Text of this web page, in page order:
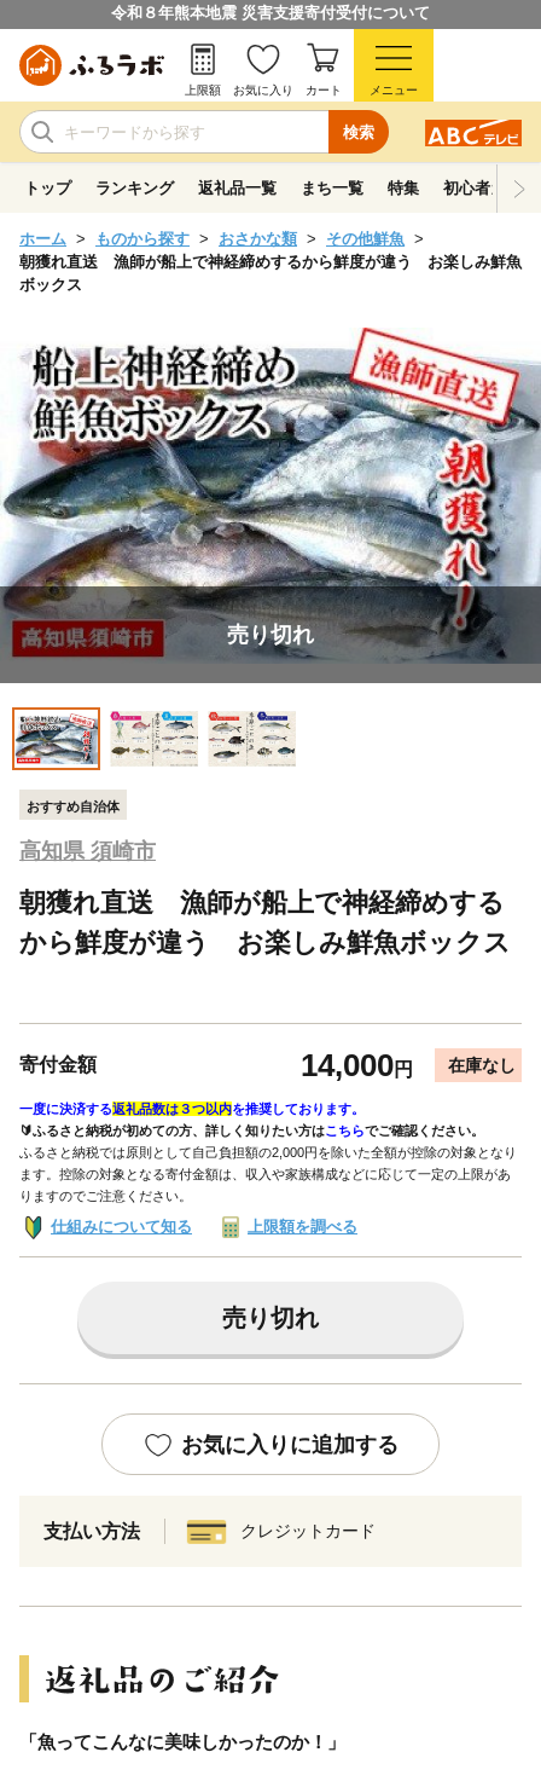
令和８年熊本地震 災害支援寄付受付について
検索
上限額 お気に入り カート メニュー
トップ ランキング 返礼品一覧 まち一覧 特集 初心者ガイド
ホーム ものから探す おさかな類
その他鮮魚
朝獲れ直送 漁師が船上で神経締めするから鮮度が違う お楽しみ鮮魚
ボックス
売り切れ
おすすめ自治体
高知県 須崎市
朝獲れ直送 漁師が船上で神経締めする
から鮮度が違う お楽しみ鮮魚ボックス
寄付金額 14,000円 在庫なし
一度に決済する返礼品数は３つ以内を推奨しております。
🔰ふるさと納税が初めての方、詳しく知りたい方はこちらでご確認ください。
ふるさと納税では原則として自己負担額の2,000円を除いた全額が控除の対象となり
ます。控除の対象となる寄付金額は、収入や家族構成などに応じて一定の上限があ
りますのでご注意ください。
仕組みについて知る 上限額を調べる
売り切れ
お気に入りに追加する
支払い方法 クレジットカード
「魚ってこんなに美味しかったのか！」